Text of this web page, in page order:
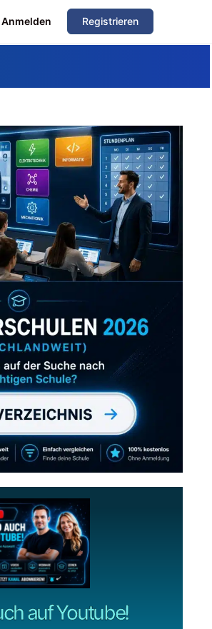
Anmelden Registrieren
auf Youtube!
uns auch
Videos gefallen!
KANAL